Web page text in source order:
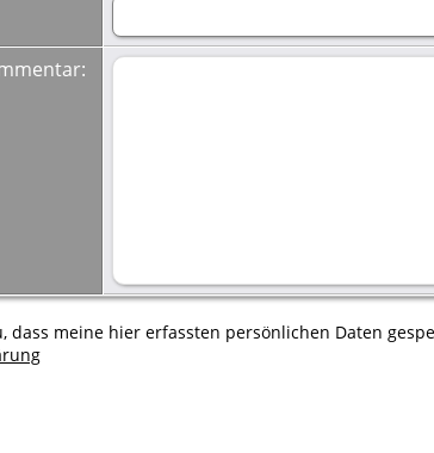
dass meine hier erfassten persönlichen Daten